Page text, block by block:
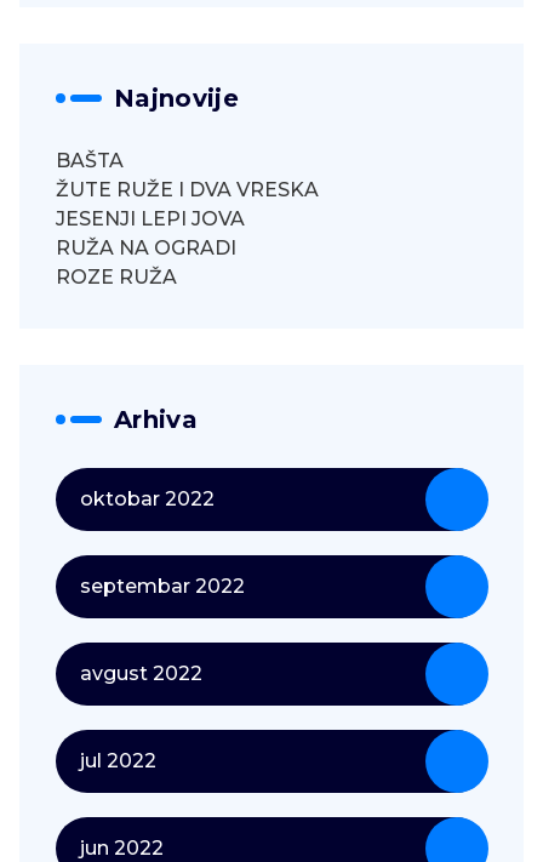
Najnovije
BAŠTA
ŽUTE RUŽE I DVA VRESKA
JESENJI LEPI JOVA
RUŽA NA OGRADI
ROZE RUŽA
Arhiva
oktobar 2022
septembar 2022
avgust 2022
jul 2022
jun 2022